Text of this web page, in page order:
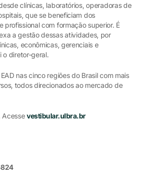
clínicas, laboratórios, operadoras de
que se beneficiam dos
profissional com formação superior. É
a gestão dessas atividades, por
econômicas, gerenciais e
o diretor-geral.
nas cinco regiões do Brasil com mais
todos direcionados ao mercado de
Acessevestibular.ulbra.br